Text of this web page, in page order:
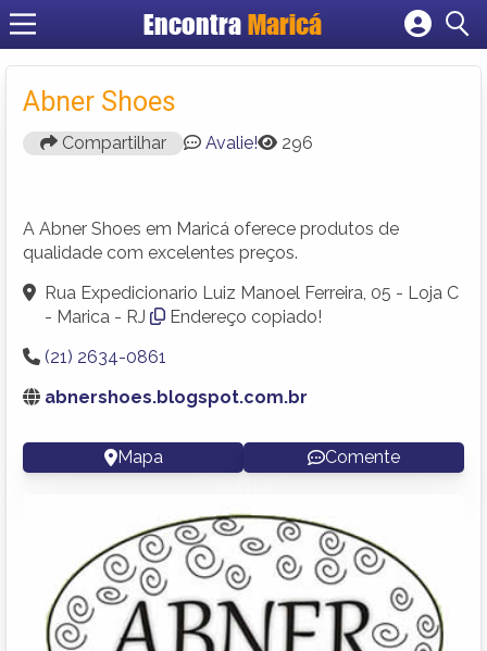
EncontraMaricá
Cadastrar empresa
Abner Shoes
Compartilhar Avalie! 296
A Abner Shoes em Maricá oferece produtos de
qualidade com excelentes preços.
Rua Expedicionario Luiz Manoel Ferreira, 05 - Loja C
- Marica - RJ
Endereço copiado!
(21) 2634-0861
abnershoes.blogspot.com.br
Mapa Comente